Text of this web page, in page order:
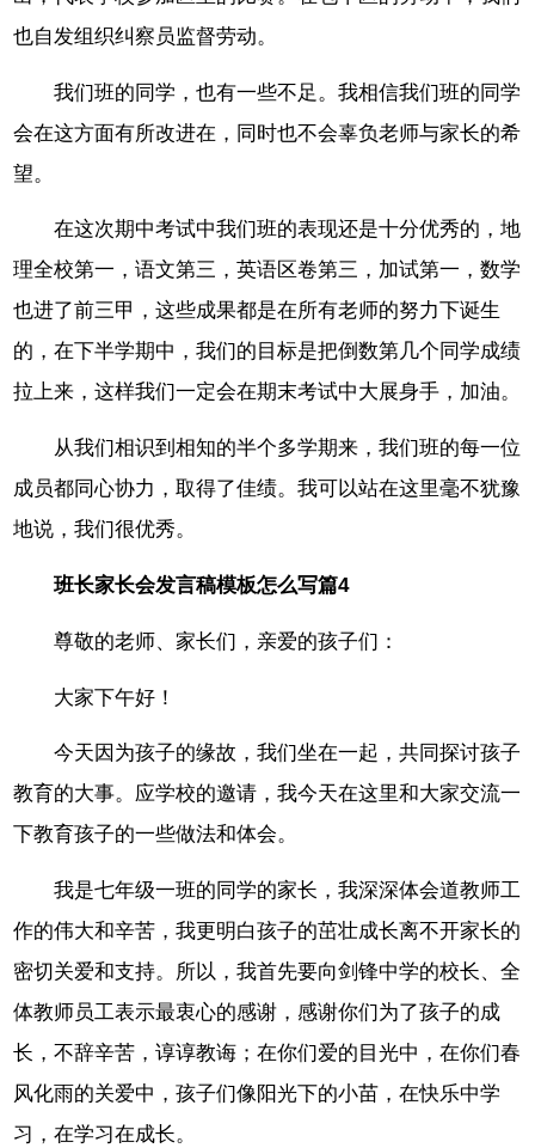
也自发组织纠察员监督劳动。
我们班的同学，也有一些不足。我相信我们班的同学
会在这方面有所改进在，同时也不会辜负老师与家长的希
望。
在这次期中考试中我们班的表现还是十分优秀的，地
理全校第一，语文第三，英语区卷第三，加试第一，数学
也进了前三甲，这些成果都是在所有老师的努力下诞生
的，在下半学期中，我们的目标是把倒数第几个同学成绩
拉上来，这样我们一定会在期末考试中大展身手，加油。
从我们相识到相知的半个多学期来，我们班的每一位
成员都同心协力，取得了佳绩。我可以站在这里毫不犹豫
地说，我们很优秀。
班长家长会发言稿模板怎么写篇4
尊敬的老师、家长们，亲爱的孩子们：
大家下午好！
今天因为孩子的缘故，我们坐在一起，共同探讨孩子
教育的大事。应学校的邀请，我今天在这里和大家交流一
下教育孩子的一些做法和体会。
我是七年级一班的同学的家长，我深深体会道教师工
作的伟大和辛苦，我更明白孩子的茁壮成长离不开家长的
密切关爱和支持。所以，我首先要向剑锋中学的校长、全
体教师员工表示最衷心的感谢，感谢你们为了孩子的成
长，不辞辛苦，谆谆教诲；在你们爱的目光中，在你们春
风化雨的关爱中，孩子们像阳光下的小苗，在快乐中学
习，在学习在成长。